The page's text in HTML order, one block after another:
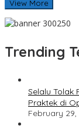
View More
Trending
Selalu Tolak
Praktek di
February